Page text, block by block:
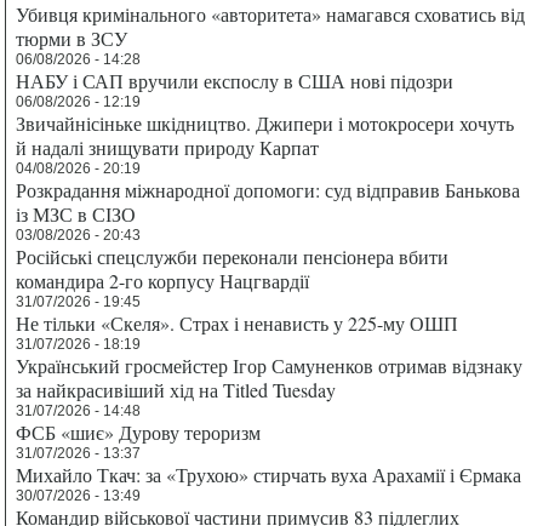
Убивця кримінального «авторитета» намагався сховатись від
тюрми в ЗСУ
06/08/2026 - 14:28
НАБУ і САП вручили експослу в США нові підозри
06/08/2026 - 12:19
Звичайнісіньке шкідництво. Джипери і мотокросери хочуть
й надалі знищувати природу Карпат
04/08/2026 - 20:19
Розкрадання міжнародної допомоги: суд відправив Банькова
із МЗС в СІЗО
03/08/2026 - 20:43
Російські спецслужби переконали пенсіонера вбити
командира 2-го корпусу Нацгвардії
31/07/2026 - 19:45
Не тільки «Скеля». Страх і ненависть у 225-му ОШП
31/07/2026 - 18:19
Український гросмейстер Ігор Самуненков отримав відзнаку
за найкрасивіший хід на Titled Tuesday
31/07/2026 - 14:48
ФСБ «шиє» Дурову тероризм
31/07/2026 - 13:37
Михайло Ткач: за «Трухою» стирчать вуха Арахамії і Єрмака
30/07/2026 - 13:49
Командир військової частини примусив 83 підлеглих